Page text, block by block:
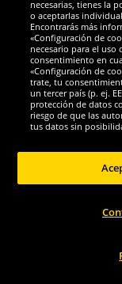
se aplica a
necesarias, tienes la
o aceptarlas
Encontrarás más
«Configuración de
necesario para el uso
consentimiento en
«Configuración de
trate, tu
un tercer país (p. ej.
protección de datos
riesgo de que las
tus datos sin